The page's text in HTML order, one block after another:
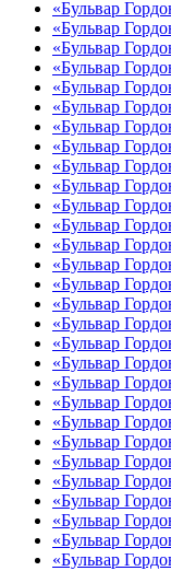
«Бульвар
«Бульвар
«Бульвар
«Бульвар
«Бульвар
«Бульвар
«Бульвар
«Бульвар
«Бульвар
«Бульвар
«Бульвар
«Бульвар
«Бульвар
«Бульвар
«Бульвар
«Бульвар
«Бульвар
«Бульвар
«Бульвар
«Бульвар
«Бульвар
«Бульвар
«Бульвар
«Бульвар
«Бульвар
«Бульвар
«Бульвар
«Бульвар
«Бульвар